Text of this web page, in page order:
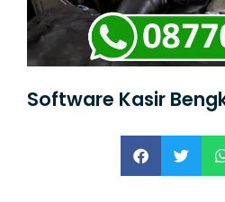
Software Kasir